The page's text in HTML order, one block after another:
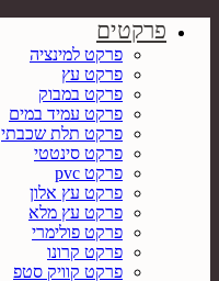
פרקטים
פרקט למינציה
פרקט עץ
פרקט במבוק
פרקט עמיד במים
פרקט תלת שכבתי
פרקט סינטטי
פרקט pvc
פרקט עץ אלון
פרקט עץ מלא
פרקט פולימרי
פרקט קרונו
פרקט קוויק סטפ